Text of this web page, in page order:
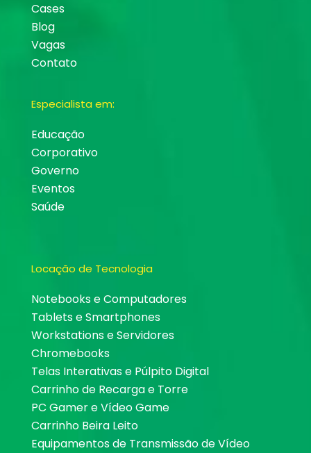
Cases
Blog
Vagas
Contato
Especialista em:
Educação
Corporativo
Governo
Eventos
Saúde
Locação de Tecnologia
Notebooks e Computadores
Tablets e Smartphones
Workstations e Servidores
Chromebooks
Telas Interativas e Púlpito Digital
Carrinho de Recarga e Torre
PC Gamer e Vídeo Game
Carrinho Beira Leito
Equipamentos de Transmissão de Vídeo